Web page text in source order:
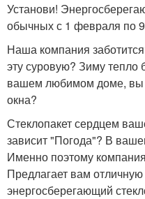
Установи!
обычных с 1 февраля по
Наша компания
эту суровую? Зиму тепло
вашем любимом доме, вы
окна?
Стеклопакет сердцем
зависит "Погода"? В
Именно поэтому
Предлагает вам
энергосберегающий